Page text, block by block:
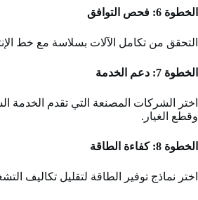
الخطوة 6: فحص التوافق
التحقق من تكامل الآلات بسلاسة مع خط
الخطوة 7: دعم الخدمة
اختر الشركات المصنعة التي تقدم الخدمة
وقطع الغيار.
الخطوة 8: كفاءة الطاقة
اختر نماذج توفير الطاقة لتقليل تكاليف